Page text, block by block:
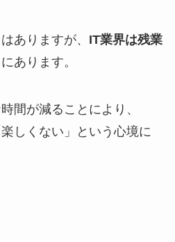
ありますが、 IT業界は残業
あります。
間が減ることにより、
しくない」という心境に